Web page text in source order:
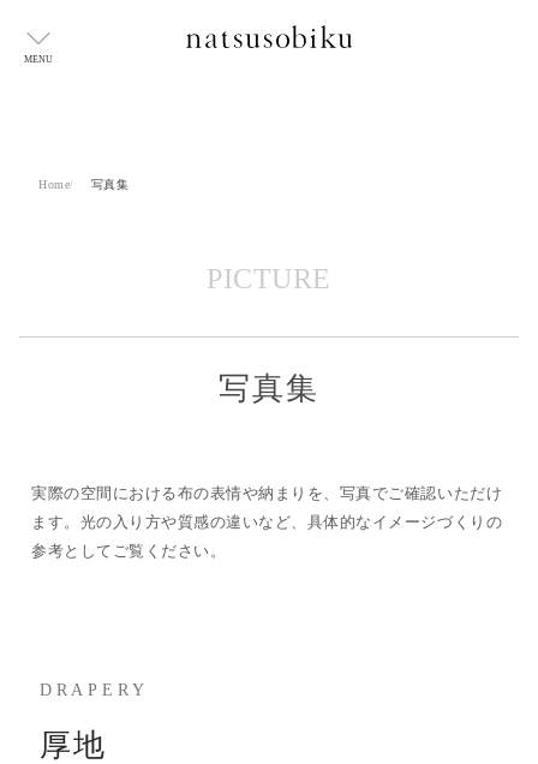
MENU
Home 写真集
PICTURE
写真集
実際の空間における布の表情や納まりを、写真でご確認いただけ
ます。光の入り方や質感の違いなど、具体的なイメージづくりの
参考としてご覧ください。
DRAPERY
厚地